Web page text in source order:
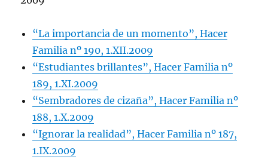
“La importancia de un momento”, Hacer
Familia nº 190, 1.XII.2009
“Estudiantes brillantes”, Hacer Familia nº
189, 1.XI.2009
“Sembradores de cizaña”, Hacer Familia nº
188, 1.X.2009
“Ignorar la realidad”, Hacer Familia nº 187,
1.IX.2009